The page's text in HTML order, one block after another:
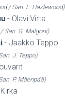
/ San. L. Hazlewood)
- Olavi Virta
San. G. Malgoni)
- Jaakko Teppo
J. Teppo)
P. Mäenpää)